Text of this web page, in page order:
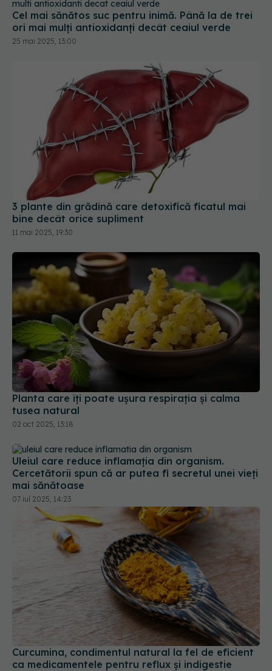
3 plante din grădină care detoxifică ficatul mai
bine decât orice supliment
11 mai 2025, 19:30
Planta care îți poate ușura respirația și calma
tusea natural
02 oct 2025, 13:18
Uleiul care reduce inflamația din organism.
Cercetătorii spun că ar putea fi secretul unei vieți
mai sănătoase
07 iul 2025, 14:23
Curcumina, condimentul natural la fel de eficient
ca medicamentele pentru reflux și indigestie